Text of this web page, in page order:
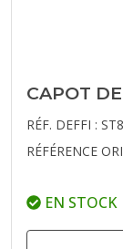
CAPOT
RÉF. DEFFI :
RÉFÉRENCE
EN STOCK